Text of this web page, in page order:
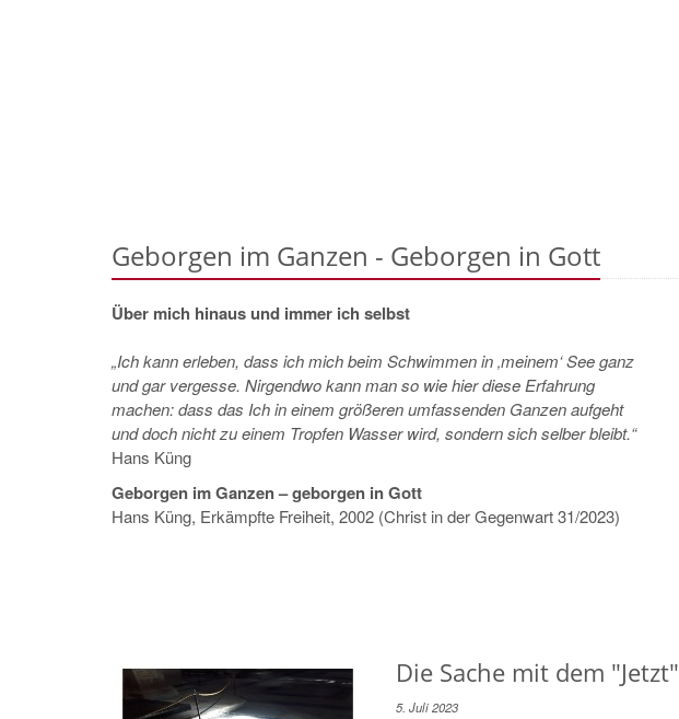
Geborgen im Ganzen - Geborgen in Gott
Über mich hinaus und immer ich selbst
„Ich kann erleben, dass ich mich beim Schwimmen in ‚meinem‘ See ganz
und gar vergesse. Nirgendwo kann man so wie hier diese Erfahrung
machen: dass das Ich in einem größeren umfassenden Ganzen aufgeht
und doch nicht zu einem Tropfen Wasser wird, sondern sich selber bleibt.“
Hans Küng
Geborgen im Ganzen – geborgen in Gott
Hans Küng, Erkämpfte Freiheit, 2002 (Christ in der Gegenwart 31/2023)
Die Sache mit dem "Jetzt"
5. Juli 2023